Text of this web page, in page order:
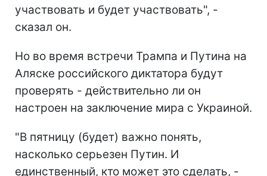
участвовать и будет участвовать", -
сказал он.
Но во время встречи Трампа и Путина на
Аляске российского диктатора будут
проверять - действительно ли он
настроен на заключение мира с Украиной.
"В пятницу (будет) важно понять,
насколько серьезен Путин. И
единственный, кто может это сделать, -